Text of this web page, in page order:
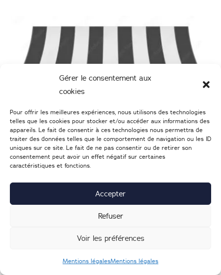
Gérer le consentement aux
cookies
Pour offrir les meilleures expériences, nous utilisons des technologies
telles que les cookies pour stocker et/ou accéder aux informations des
appareils. Le fait de consentir à ces technologies nous permettra de
traiter des données telles que le comportement de navigation ou les ID
uniques sur ce site. Le fait de ne pas consentir ou de retirer son
consentement peut avoir un effet négatif sur certaines
caractéristiques et fonctions.
Accepter
Refuser
Voir les préférences
Mentions légalesMentions légales
Chers clients, En hommage à la mémoire des